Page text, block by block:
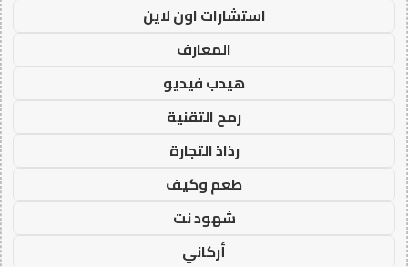
استشارات اون لاين
المعارف
هيدب فيديو
رمح التقنية
رذاذ التجارة
طعم وكيف
شهود نت
أركاني